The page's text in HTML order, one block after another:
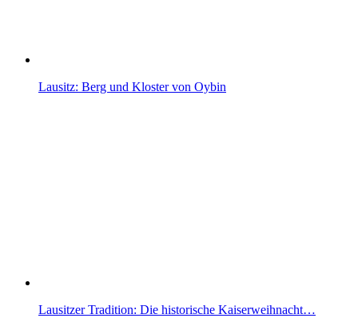
Lausitz: Berg und Kloster von Oybin
Lausitzer Tradition: Die historische Kaiserweihnacht…